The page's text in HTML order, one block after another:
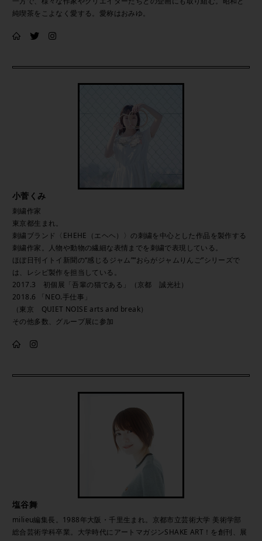
純喫茶をこよなく愛する。愛称はおみゆ。
小菅くみ
刺繍作家
東京都生まれ。
刺繍ブランド〈EHEHE（エヘヘ）〉の刺繍を中心とした作品を製作する
刺繍作家。人物や動物の繊細な表情までを刺繍で表現している。
ほぼ日刊イトイ新聞の“感じるジャム”“おらがジャムりんご”シリーズで
は、レシピ製作を担当している。
2017.3 初個展「吾輩の猫である」（京都 誠光社）
2018.6 「NEO.手仕事」
（東京 QUIET NOISE arts and break）
その他多数、グループ展に参加
塩谷舞
milieu編集長。1988年大阪・千里生まれ。京都市立芸術大学 美術学部
総合芸術学科卒業。大学時代にアートマガジンSHAKE ART！を創刊、展